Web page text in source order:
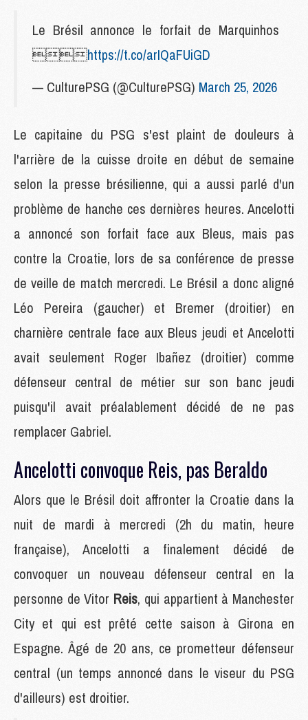
Le Brésil annonce le forfait de Marquinhos
https://t.co/arIQaFUiGD
— CulturePSG (@CulturePSG) March 25, 2026
Le capitaine du PSG s'est plaint de douleurs à
l'arrière de la cuisse droite en début de semaine
selon la presse brésilienne, qui a aussi parlé d'un
problème de hanche ces dernières heures. Ancelotti
a annoncé son forfait face aux Bleus, mais pas
contre la Croatie, lors de sa conférence de presse
de veille de match mercredi. Le Brésil a donc aligné
Léo Pereira (gaucher) et Bremer (droitier) en
charnière centrale face aux Bleus jeudi et Ancelotti
avait seulement Roger Ibañez (droitier) comme
défenseur central de métier sur son banc jeudi
puisqu'il avait préalablement décidé de ne pas
remplacer Gabriel.
Ancelotti convoque Reis, pas Beraldo
Alors que le Brésil doit affronter la Croatie dans la
nuit de mardi à mercredi (2h du matin, heure
française), Ancelotti a finalement décidé de
convoquer un nouveau défenseur central en la
personne de Vitor Reis, qui appartient à Manchester
City et qui est prêté cette saison à Girona en
Espagne. Âgé de 20 ans, ce prometteur défenseur
central (un temps annoncé dans le viseur du PSG
d'ailleurs) est droitier.